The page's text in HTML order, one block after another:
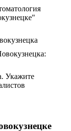
Укажите